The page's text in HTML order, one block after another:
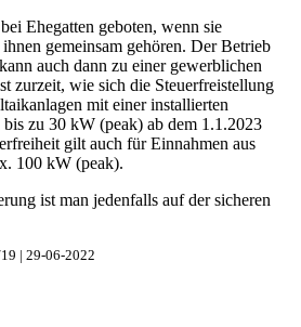
Ehegatten geboten, wenn sie
gemeinsam gehören. Der Betrieb
auch dann zu einer gewerblichen
zurzeit, wie sich die Steuerfreistellung
mit einer installierten
zu 30 kW (peak) ab dem 1.1.2023
gilt auch für Einnahmen aus
100 kW (peak).
ist man jedenfalls auf der sicheren
| 29-06-2022